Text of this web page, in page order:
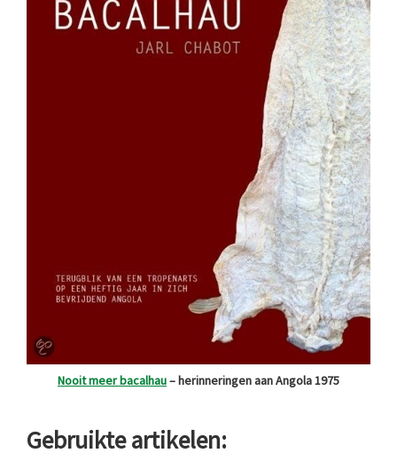
Nooit meer bacalhau– herinneringen aan Angola 1975
Gebruikte artikelen: